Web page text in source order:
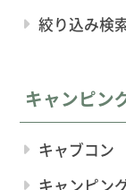
絞り込み検
キャンピン
キャブコン
キャンピン